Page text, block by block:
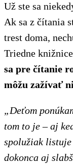
Už ste sa
Ak sa z čítania
trest doma,
Triedne
sa pre čítanie
môžu zažívať
„Deťom
tom to je – aj
spolužiak
dokonca aj